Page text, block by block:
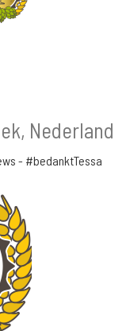
Nederland
- #bedanktTessa